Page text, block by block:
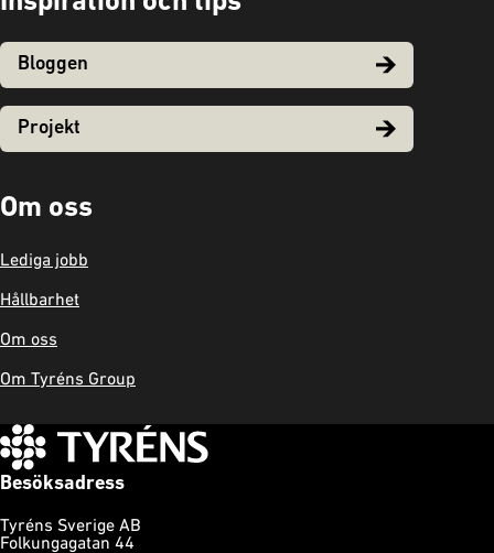
Bloggen
Projekt
Om oss
Lediga jobb
Hållbarhet
Om oss
Om Tyréns Group
Besöksadress
Tyréns Sverige AB
Folkungagatan 44